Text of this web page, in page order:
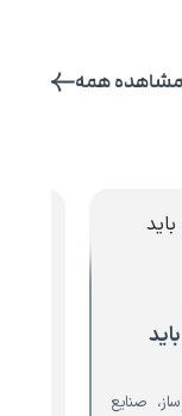
مشاهده همه
که باید
صنایع